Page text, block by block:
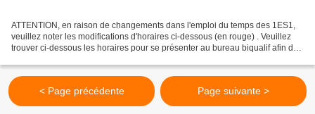
ATTENTION, en raison de changements dans l'emploi du temps des 1ES1,
veuillez noter les modifications d'horaires ci-dessous (en rouge) . Veuillez
trouver ci-dessous les horaires pour se présenter au bureau biqualif afin de
< Page précédente Page suivante >